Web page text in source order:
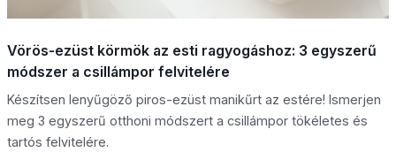
Vörös-ezüst körmök az esti ragyogáshoz: 3 egyszerű
módszer a csillámpor felvitelére
Készítsen lenyűgöző piros-ezüst manikűrt az estére! Ismerjen
meg 3 egyszerű otthoni módszert a csillámpor tökéletes és
tartós felvitelére.